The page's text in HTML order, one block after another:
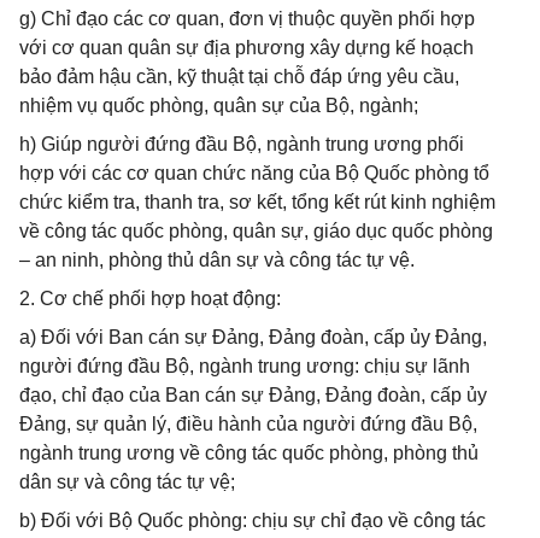
g) Chỉ đạo các cơ quan, đơn vị thuộc quyền phối hợp
với cơ quan quân sự địa phương xây dựng kế hoạch
bảo đảm hậu cần, kỹ thuật tại chỗ đáp ứng yêu cầu,
nhiệm vụ quốc phòng, quân sự của Bộ, ngành;
h) Giúp người đứng đầu Bộ, ngành trung ương phối
hợp với các cơ quan chức năng của Bộ Quốc phòng tổ
chức kiểm tra, thanh tra, sơ kết, tổng kết rút kinh nghiệm
về công tác quốc phòng, quân sự, giáo dục quốc phòng
– an ninh, phòng thủ dân sự và công tác tự vệ.
2. Cơ chế phối hợp hoạt động:
a) Đối với Ban cán sự Đảng, Đảng đoàn, cấp ủy Đảng,
người đứng đầu Bộ, ngành trung ương: chịu sự lãnh
đạo, chỉ đạo của Ban cán sự Đảng, Đảng đoàn, cấp ủy
Đảng, sự quản lý, điều hành của người đứng đầu Bộ,
ngành trung ương về công tác quốc phòng, phòng thủ
dân sự và công tác tự vệ;
b) Đối với Bộ Quốc phòng: chịu sự chỉ đạo về công tác